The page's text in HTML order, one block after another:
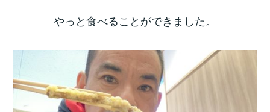
やっと食べることができました。